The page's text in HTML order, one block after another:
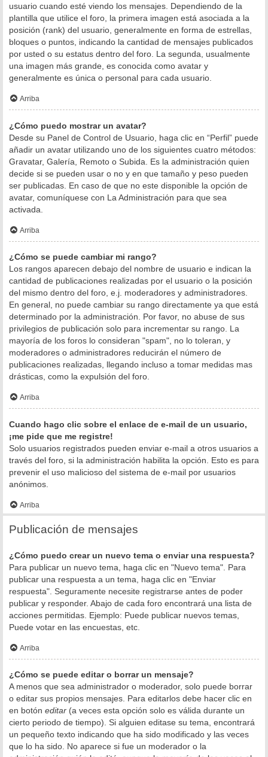
usuario cuando esté viendo los mensajes. Dependiendo de la
plantilla que utilice el foro, la primera imagen está asociada a la
posición (rank) del usuario, generalmente en forma de estrellas,
bloques o puntos, indicando la cantidad de mensajes publicados
por usted o su estatus dentro del foro. La segunda, usualmente
una imagen más grande, es conocida como avatar y
generalmente es única o personal para cada usuario.
Arriba
¿Cómo puedo mostrar un avatar?
Desde su Panel de Control de Usuario, haga clic en “Perfil” puede
añadir un avatar utilizando uno de los siguientes cuatro métodos:
Gravatar, Galería, Remoto o Subida. Es la administración quien
decide si se pueden usar o no y en que tamaño y peso pueden
ser publicadas. En caso de que no este disponible la opción de
avatar, comuníquese con La Administración para que sea
activada.
Arriba
¿Cómo se puede cambiar mi rango?
Los rangos aparecen debajo del nombre de usuario e indican la
cantidad de publicaciones realizadas por el usuario o la posición
del mismo dentro del foro, e.j. moderadores y administradores.
En general, no puede cambiar su rango directamente ya que está
determinado por la administración. Por favor, no abuse de sus
privilegios de publicación solo para incrementar su rango. La
mayoría de los foros lo consideran "spam", no lo toleran, y
moderadores o administradores reducirán el número de
publicaciones realizadas, llegando incluso a tomar medidas mas
drásticas, como la expulsión del foro.
Arriba
Cuando hago clic sobre el enlace de e-mail de un usuario,
¡me pide que me registre!
Solo usuarios registrados pueden enviar e-mail a otros usuarios a
través del foro, si la administración habilita la opción. Esto es para
prevenir el uso malicioso del sistema de e-mail por usuarios
anónimos.
Arriba
Publicación de mensajes
¿Cómo puedo crear un nuevo tema o enviar una respuesta?
Para publicar un nuevo tema, haga clic en "Nuevo tema". Para
publicar una respuesta a un tema, haga clic en "Enviar
respuesta". Seguramente necesite registrarse antes de poder
publicar y responder. Abajo de cada foro encontrará una lista de
acciones permitidas. Ejemplo: Puede publicar nuevos temas,
Puede votar en las encuestas, etc.
Arriba
¿Cómo se puede editar o borrar un mensaje?
A menos que sea administrador o moderador, solo puede borrar
o editar sus propios mensajes. Para editarlos debe hacer clic en
en botón editar (a veces esta opción solo es válida durante un
cierto periodo de tiempo). Si alguien editase su tema, encontrará
un pequeño texto indicando que ha sido modificado y las veces
que lo ha sido. No aparece si fue un moderador o la